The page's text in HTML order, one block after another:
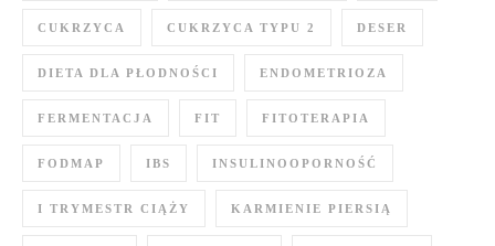
CUKRZYCA CUKRZYCA TYPU 2 DESER
DIETA DLA PŁODNOŚCI ENDOMETRIOZA
FERMENTACJA FIT FITOTERAPIA
FODMAP IBS INSULINOOPORNOŚĆ
I TRYMESTR CIĄŻY KARMIENIE PIERSIĄ